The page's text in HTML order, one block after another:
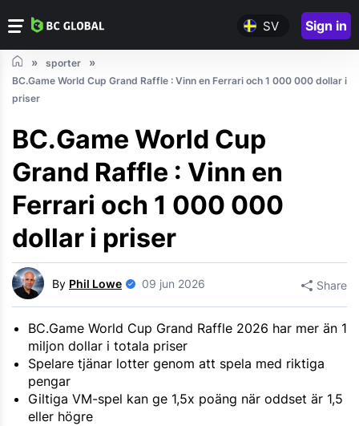
SV Sign in
sporter
BC.Game World Cup Grand Raffle : Vinn en Ferrari och 1 000 000 dollar i
priser
BC.Game World Cup
Grand Raffle : Vinn en
Ferrari och 1 000 000
dollar i priser
By Phil Lowe 09 jun 2026 Share
BC.Game World Cup Grand Raffle 2026 har mer än 1
miljon dollar i totala priser
Spelare tjänar lotter genom att spela med riktiga
pengar
Giltiga VM-spel kan ge 1,5x poäng när oddset är 1,5
eller högre